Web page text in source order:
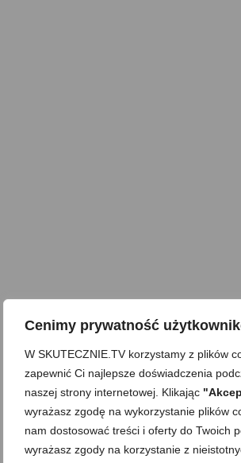
Cenimy prywatność
W SKUTECZNIE.TV korzystamy z plików
zapewnić Ci najlepsze doświadczenia
naszej strony internetowej. Klikając
wyrażasz zgodę na wykorzystanie plików
nam dostosować treści i oferty do Twoich
wyrażasz zgody na korzystanie z